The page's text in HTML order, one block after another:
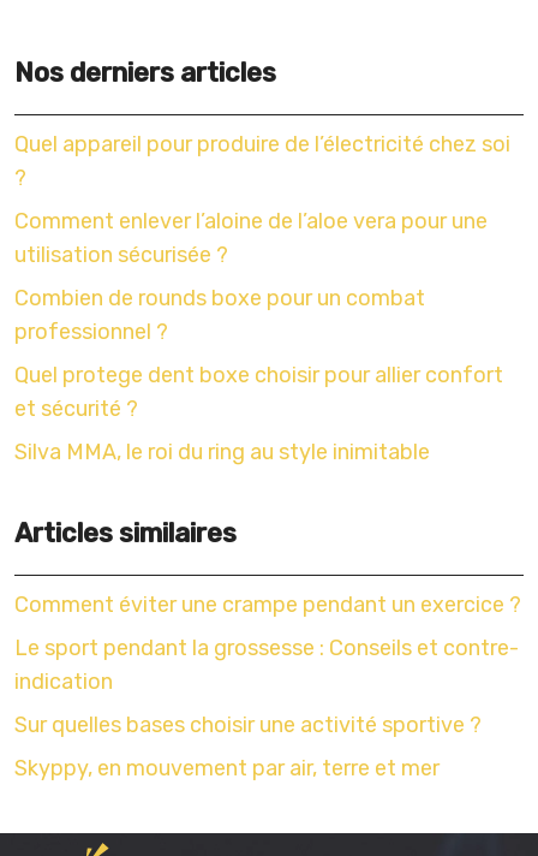
Nos derniers articles
Quel appareil pour produire de l’électricité chez soi
?
Comment enlever l’aloine de l’aloe vera pour une
utilisation sécurisée ?
Combien de rounds boxe pour un combat
professionnel ?
Quel protege dent boxe choisir pour allier confort
et sécurité ?
Silva MMA, le roi du ring au style inimitable
Articles similaires
Comment éviter une crampe pendant un exercice ?
Le sport pendant la grossesse : Conseils et contre-
indication
Sur quelles bases choisir une activité sportive ?
Skyppy, en mouvement par air, terre et mer